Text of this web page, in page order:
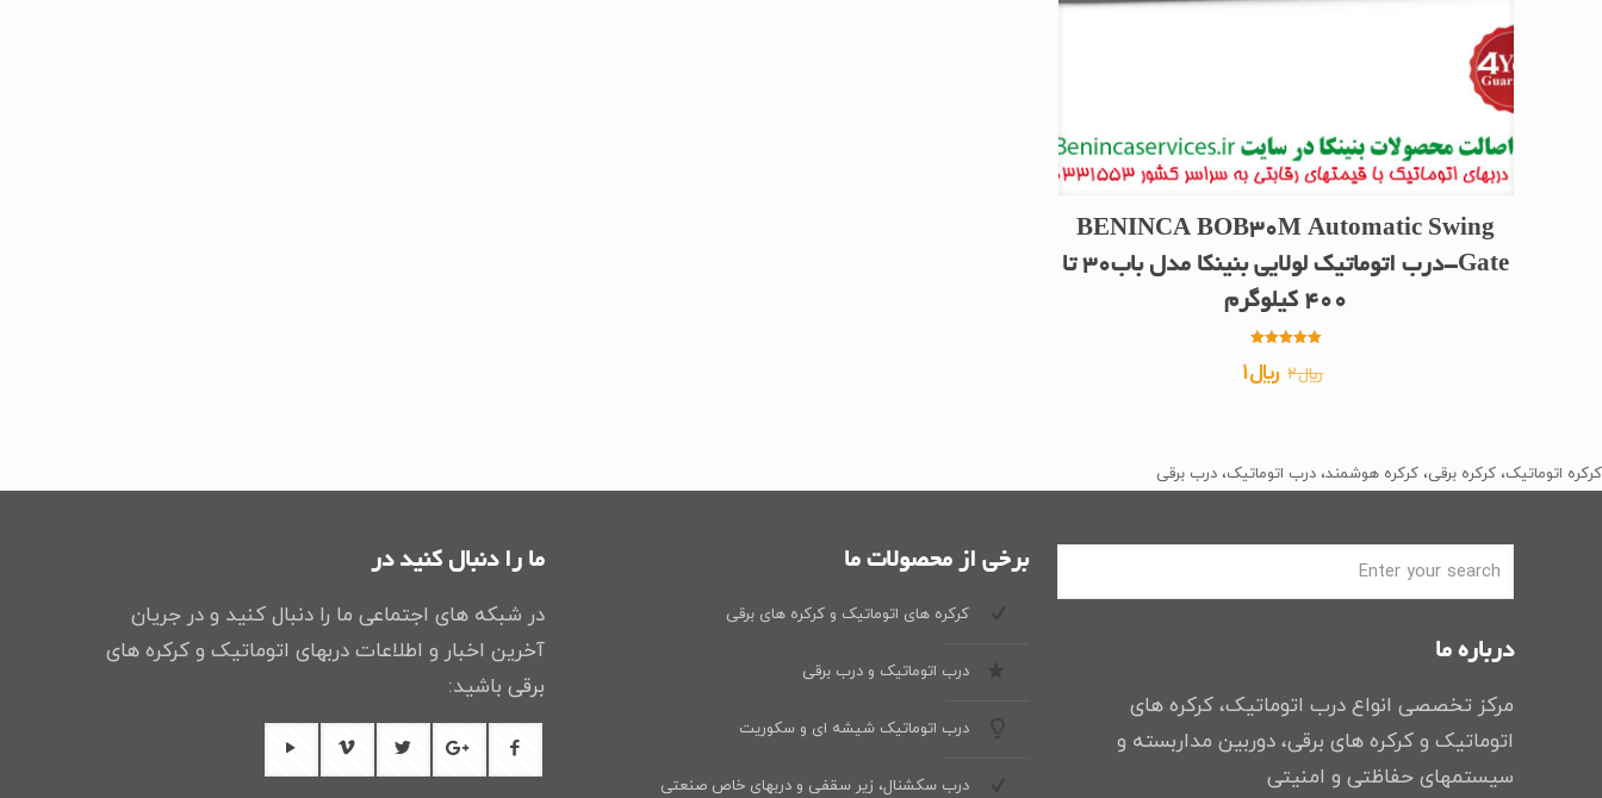
BENINCA BOB30M Automatic Swing
Gate-درب اتوماتیک لولایی بنینکا مدل باب30 تا
400 کیلوگرم
5.00
از 5 ﷼2 قیمت
بود.
﷼1قیمت
است.
کرکره اتوماتیک، کرکره برقی، کرکره هوشمند، درب اتوماتیک، درب برقی
درباره ما
مرکز تخصصی انواع درب اتوماتیک، کرکره های
اتوماتیک و کرکره های برقی، دوربین مداربسته و
سیستمهای حفاظتی و امنیتی
برخی از محصولات ما
کرکره های اتوماتیک و کرکره های برقی
درب اتوماتیک و درب برقی
درب اتوماتیک شیشه ای و سکوریت
درب سکشنال، زیر سقفی و دربهای خاص صنعتی
ما را دنبال کنید در
در شبکه های اجتماعی ما را دنبال کنید و در جریان
آخرین اخبار و اطلاعات دربهای اتوماتیک و کرکره های
برقی باشید: